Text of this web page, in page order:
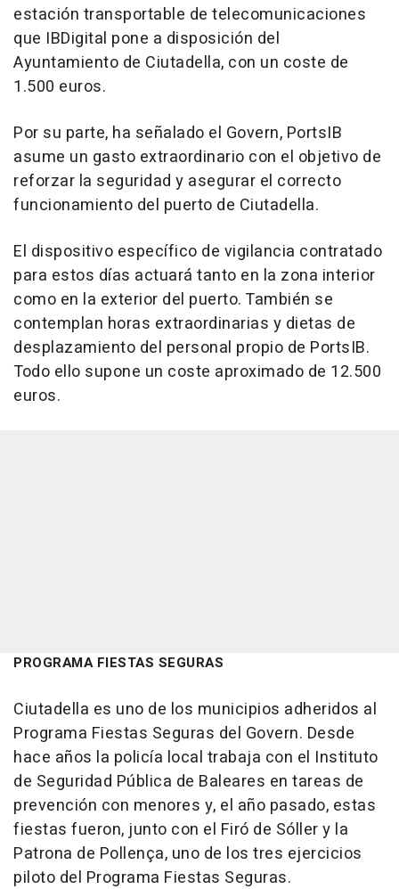
estación transportable de telecomunicaciones
que IBDigital pone a disposición del
Ayuntamiento de Ciutadella, con un coste de
1.500 euros.
Por su parte, ha señalado el Govern, PortsIB
asume un gasto extraordinario con el objetivo de
reforzar la seguridad y asegurar el correcto
funcionamiento del puerto de Ciutadella.
El dispositivo específico de vigilancia contratado
para estos días actuará tanto en la zona interior
como en la exterior del puerto. También se
contemplan horas extraordinarias y dietas de
desplazamiento del personal propio de PortsIB.
Todo ello supone un coste aproximado de 12.500
euros.
PROGRAMA FIESTAS SEGURAS
Ciutadella es uno de los municipios adheridos al
Programa Fiestas Seguras del Govern. Desde
hace años la policía local trabaja con el Instituto
de Seguridad Pública de Baleares en tareas de
prevención con menores y, el año pasado, estas
fiestas fueron, junto con el Firó de Sóller y la
Patrona de Pollença, uno de los tres ejercicios
piloto del Programa Fiestas Seguras.